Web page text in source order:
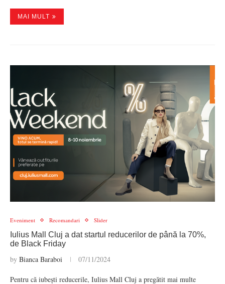
MAI MULT
Eveniment Recomandari Slider
Iulius Mall Cluj a dat startul reducerilor de până la 70%,
de Black Friday
by Bianca Baraboi 07/11/2024
Pentru că iubești reducerile, Iulius Mall Cluj a pregătit mai multe